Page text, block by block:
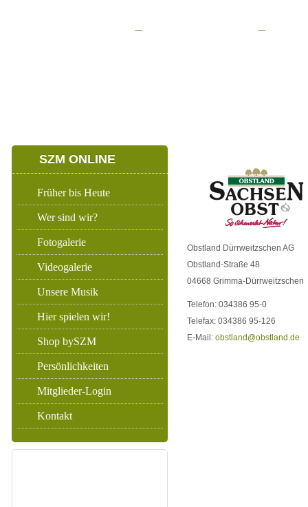
Obstland Dürrweitzschen AG
Obstland-Straße 48
04668 Grimma-Dürrweitzschen
Telefon: 034386 95-0
Telefax: 034386 95-126
E-Mail: obstland@obstland.de
SZM ONLINE
Früher bis Heute
Wer sind wir?
Fotogalerie
Videogalerie
Unsere Musik
Hier spielen wir!
Shop bySZM
Persönlichkeiten
Mitglieder-Login
Kontakt